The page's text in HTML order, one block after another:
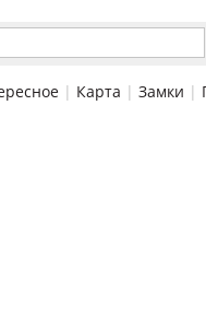
| Карта | Замки |